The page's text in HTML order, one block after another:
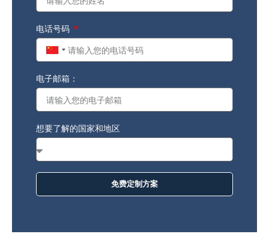
电话号码
China
电子邮箱：
想要了解的国家和地区
免费定制方案